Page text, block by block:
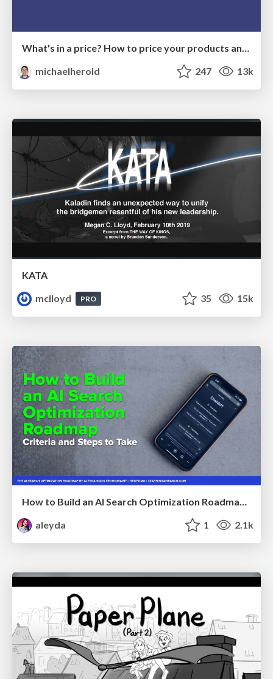
What's in a price? How to price your products and services
michaelherold
247 13k
KATA
mclloyd
PRO 35 15k
How to Build an AI Search Optimization Roadmap - Criteria and Steps to Take #SEOIRL
aleyda
1 2.1k